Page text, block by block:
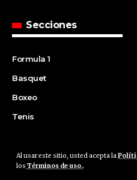
Al usar este sitio, usted acepta la
los Términos de uso..
Secciones
Formula 1
Basquet
Boxeo
Tenis
© 2008 | Agencia Cfin.com.ar -